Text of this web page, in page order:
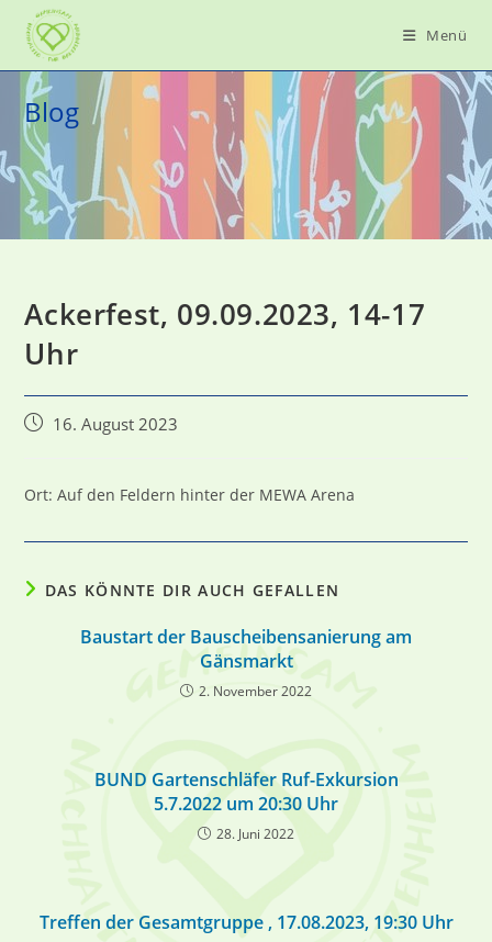
Inhalt
springen
Menü
Blog
Ackerfest, 09.09.2023, 14-17
Uhr
Beitrag16. August 2023
Ort: Auf den Feldern hinter der MEWA Arena
DAS KÖNNTE DIR AUCH GEFALLEN
Baustart der Bauscheibensanierung am
Gänsmarkt
2. November 2022
BUND Gartenschläfer Ruf-Exkursion
5.7.2022 um 20:30 Uhr
28. Juni 2022
Treffen der Gesamtgruppe , 17.08.2023, 19:30 Uhr